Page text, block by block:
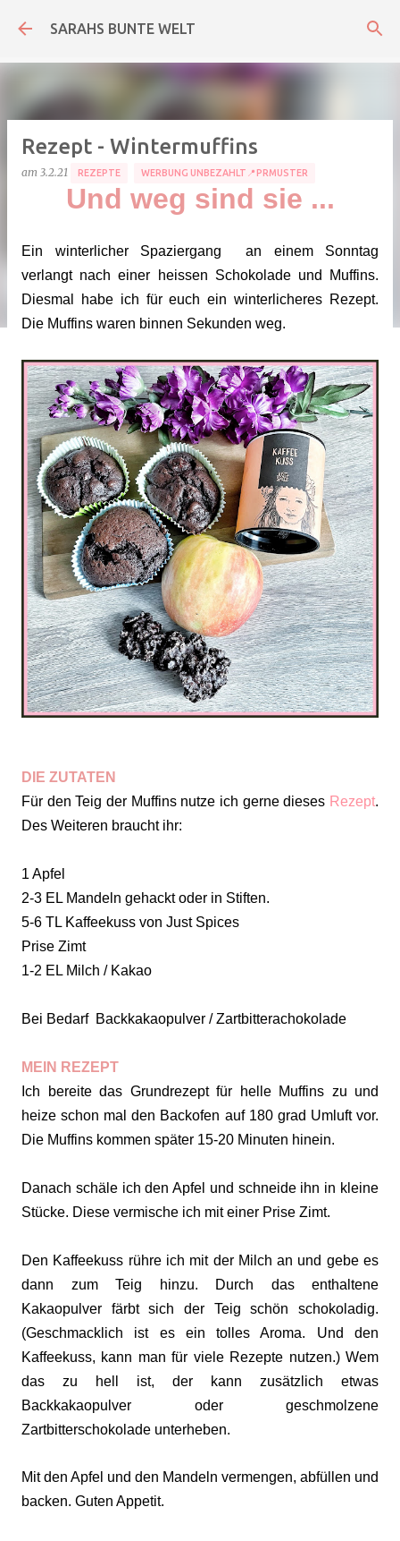
Direkt zum Hauptbereich
SARAHS BUNTE WELT
Rezept - Wintermuffins
am 3.2.21 REZEPTE WERBUNG UNBEZAHLT📍PRMUSTER
Und weg sind sie ...
Ein winterlicher Spaziergang an einem Sonntag
verlangt nach einer heissen Schokolade und Muffins.
Diesmal habe ich für euch ein winterlicheres Rezept.
Die Muffins waren binnen Sekunden weg.
DIE ZUTATEN
Für den Teig der Muffins nutze ich gerne dieses Rezept.
Des Weiteren braucht ihr:
1 Apfel
2-3 EL Mandeln gehackt oder in Stiften.
5-6 TL Kaffeekuss von Just Spices
Prise Zimt
1-2 EL Milch / Kakao
Bei Bedarf Backkakaopulver / Zartbitterachokolade
MEIN REZEPT
Ich bereite das Grundrezept für helle Muffins zu und
heize schon mal den Backofen auf 180 grad Umluft vor.
Die Muffins kommen später 15-20 Minuten hinein.
Danach schäle ich den Apfel und schneide ihn in kleine
Stücke. Diese vermische ich mit einer Prise Zimt.
Den Kaffeekuss rühre ich mit der Milch an und gebe es
dann zum Teig hinzu. Durch das enthaltene
Kakaopulver färbt sich der Teig schön schokoladig.
(Geschmacklich ist es ein tolles Aroma. Und den
Kaffeekuss, kann man für viele Rezepte nutzen.) Wem
das zu hell ist, der kann zusätzlich etwas
Backkakaopulver oder geschmolzene
Zartbitterschokolade unterheben.
Mit den Apfel und den Mandeln vermengen, abfüllen und
backen. Guten Appetit.